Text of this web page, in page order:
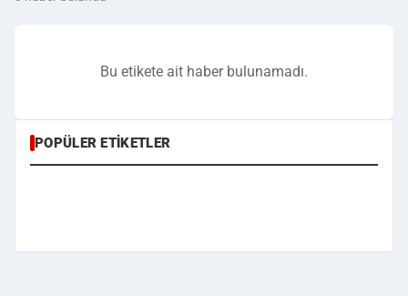
Bu etikete ait haber bulunamadı.
POPÜLER ETIKETLER